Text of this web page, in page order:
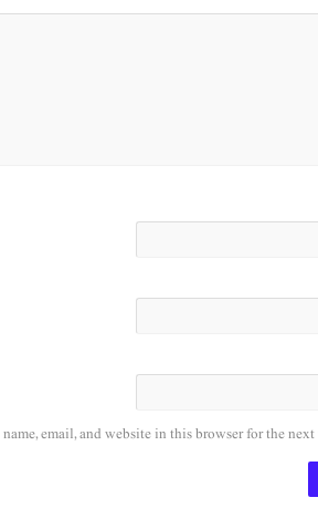
email, and website in this browser for the